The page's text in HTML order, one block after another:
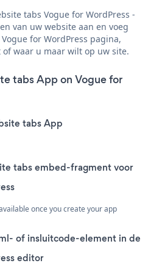
tabs Vogue for WordPress -
van uw website aan en voeg
for WordPress pagina,
waar u maar wilt op uw site.
tabs App on Vogue for
tabs App
tabs embed-fragment voor
once you create your app
of insluitcode-element in de
editor